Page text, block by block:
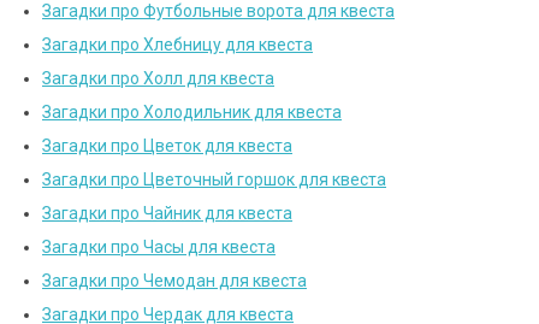
Загадки про Футбольные ворота для квеста
Загадки про Хлебницу для квеста
Загадки про Холл для квеста
Загадки про Холодильник для квеста
Загадки про Цветок для квеста
Загадки про Цветочный горшок для квеста
Загадки про Чайник для квеста
Загадки про Часы для квеста
Загадки про Чемодан для квеста
Загадки про Чердак для квеста